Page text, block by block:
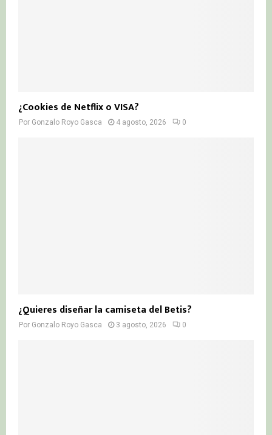
¿Cookies de Netflix o VISA?
Por Gonzalo Royo Gasca 4 agosto, 2026 0
¿Quieres diseñar la camiseta del Betis?
Por Gonzalo Royo Gasca 3 agosto, 2026 0